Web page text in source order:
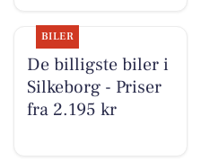
BILER
De billigste biler i
Silkeborg - Priser
fra 2.195 kr